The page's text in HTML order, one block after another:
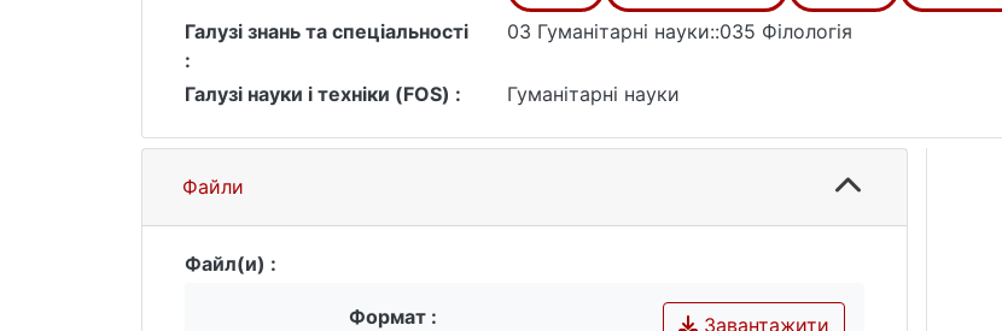
Галузі знань та спеціальності
:
03 Гуманітарні науки::035 Філологія
Галузі науки і техніки (FOS) : Гуманітарні науки
Файли
Файл(и) :
Завантажити
Формат :